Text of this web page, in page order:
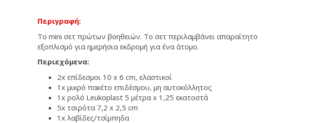
Περιγραφή:
Το mini σετ πρώτων βοηθειών. Το σετ περιλαμβάνει απαραίτητο
εξοπλισμό για ημερήσια εκδρομή για ένα άτομο.
Περιεχόμενα:
2x επίδεσμοι 10 x 6 cm,ελαστικοί
1x μικρό πακέτο επιδέσμου, μη αυτοκόλλητος
1x ρολό Leukoplast 5 μέτρα x 1,25 εκατοστά
5x τσιρότα 7,2 x 2,5 cm
1x λαβίδες/τσίμπηδα